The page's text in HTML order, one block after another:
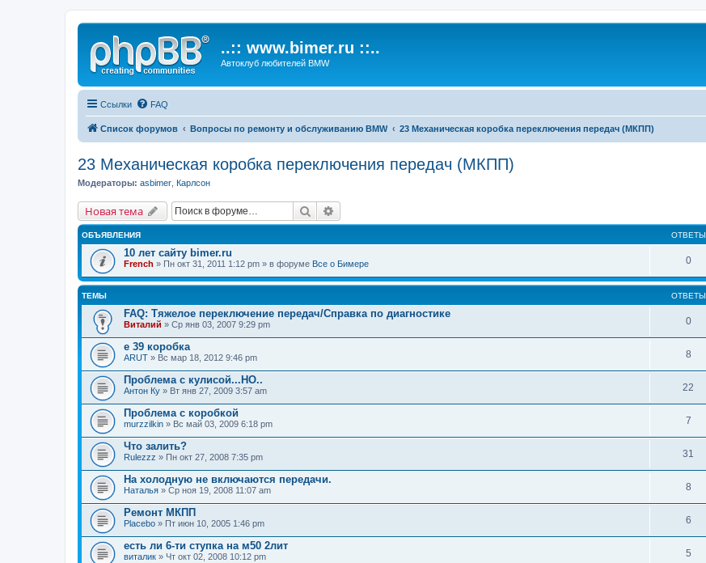
..:: www.bimer.ru ::..
Автоклуб любителей BMW
Ссылки FAQ
Список форумов Вопросы по ремонту и обслуживанию BMW 23 Механическая коробка переключения передач (МКПП)
23 Механическая коробка переключения передач (МКПП)
Модераторы: asbimer Карлсон
Новая тема Поиск
ОБЪЯВЛЕНИЯ ОТВЕТЫ
10 лет сайту bimer.ru
French » Пн окт 31, 2011 1:12 pm » в форуме Все о Бимере 0
ТЕМЫ ОТВЕТЫ
FAQ: Тяжелое переключение передач/Справка по диагностике
Виталий » Ср янв 03, 2007 9:29 pm 0
е 39 коробка
ARUT » Вс мар 18, 2012 9:46 pm 8
Проблема с кулисой...НО..
Антон Ку » Вт янв 27, 2009 3:57 am 22
Проблема с коробкой
murzzilkin » Вс май 03, 2009 6:18 pm 7
Что залить?
Rulezzz » Пн окт 27, 2008 7:35 pm 31
На холодную не включаются передачи.
Наталья » Ср ноя 19, 2008 11:07 am 8
Ремонт МКПП
Placebo » Пт июн 10, 2005 1:46 pm 6
есть ли 6-ти ступка на м50 2лит
виталик » Чт окт 02, 2008 10:12 pm 5